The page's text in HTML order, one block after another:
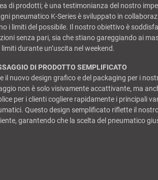
di prodotti; è una testimonianza del nostro
pneumatico K-Series è sviluppato in
i limiti del possibile. Il nostro obiettivo è
senza pari, sia che stiano gareggiando ai
durante un’uscita nel weekend.
DI PRODOTTO SEMPLIFICATO
il nuovo design grafico e del packaging per i
non è solo visivamente accattivante, ma
per i clienti cogliere rapidamente i principali
Questo design semplificato riflette il
garantendo che la scelta del pneumatico